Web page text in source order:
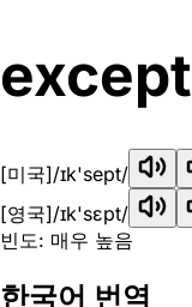
except
[미국]/ɪk'sept/
[영국]/ɪk'sɛpt/
빈도: 매우 높음
한국어 번역